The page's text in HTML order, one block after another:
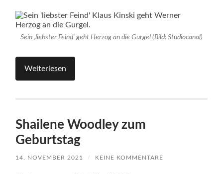
Sein ‚liebster Feind‘ geht Herzog an die Gurgel (Bild: Studiocanal)
Weiterlesen
Shailene Woodley zum
Geburtstag
14. NOVEMBER 2021 / KEINE KOMMENTARE